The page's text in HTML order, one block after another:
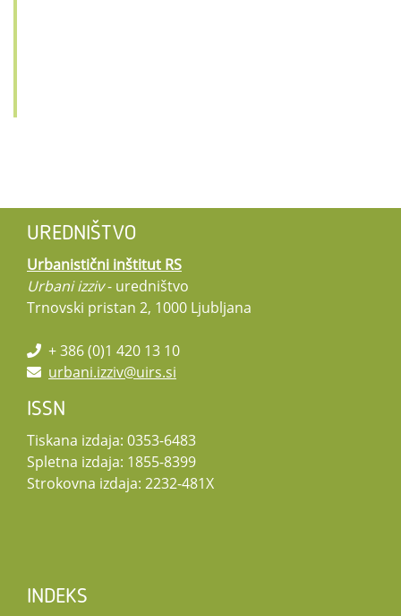
UREDNIŠTVO
Urbanistični inštitut RS
Urbani izziv- uredništvo
Trnovski pristan 2, 1000 Ljubljana
+ 386 (0)1 420 13 10
urbani.izziv@uirs.si
ISSN
Tiskana izdaja: 0353-6483
Spletna izdaja: 1855-8399
Strokovna izdaja: 2232-481X
INDEKS